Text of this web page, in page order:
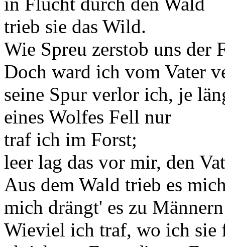
trieb sie das Wild.
Wie Spreu zerstob uns der
Doch ward ich vom Vater
seine Spur verlor ich, je
eines Wolfes Fell nur
traf ich im Forst;
leer lag das vor mir, den
Aus dem Wald trieb es
mich drängt' es zu
Wieviel ich traf, wo ich sie